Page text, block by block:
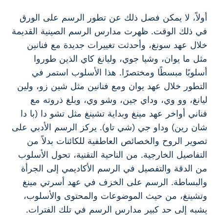
أولاً، لا يمكن فصل ذلك عن تطور الرسم على الورق
في ذلك الوقت. ظهرت مدارس الرسم الصينية القديمة
خلال عهد سونغ، وأحدثت تغييرات جديدة مع فنانين
مثل ما يوان، وشيا جوي، وليانغ كاي الذين طوروا
أسلوبًا مبسطًا ومختصرًا. هذا الأسلوب استمر في
التطور خلال عهد يوان ومع فنانين مثل شين زو، ولين
ليانغ، وو وي، وداي جين، وشو وي، وبلغ ذروته مع
فناني أواخر عهد مينغ وبداية تشينغ مثل تشو دا (با دا
شان رين) وداو جي (شي تاو). يركز الرسم الأدبي على
تصوير الروح والخصائص العاطفية للكائنات بدلاً من
التفاصيل الخارجية. من الناحية التقنية، تحول الأسلوب
من الدقة والتفصيل في الرسم الأكاديمي إلى الجرأة
والبساطة. الرسم على الخزف في عهد أسرتي مينغ
وتشينغ، من حيث الموضوعات والمحتوى والأسلوب،
يشبه إلى حد كبير مدارس الرسم في تلك الفترات.